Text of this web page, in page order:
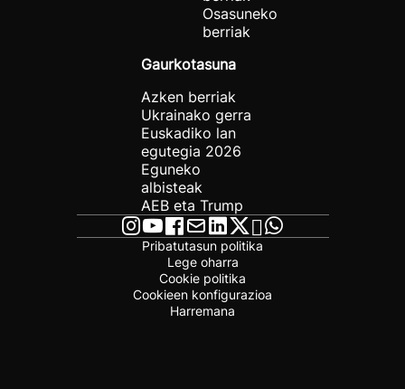
Osasuneko
berriak
Gaurkotasuna
Azken berriak
Ukrainako gerra
Euskadiko lan
egutegia 2026
Eguneko
albisteak
AEB eta Trump
Pribatutasun politika
Lege oharra
Cookie politika
Cookieen konfigurazioa
Harremana